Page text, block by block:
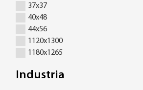
37x37
40x48
44x56
1120x1300
1180x1265
Industria